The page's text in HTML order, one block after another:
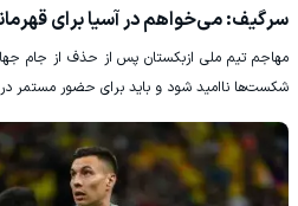
سرگیف: می‌خواهم در آسیا برای
شکست‌ها ناامید شود و باید برای حضور مستمر